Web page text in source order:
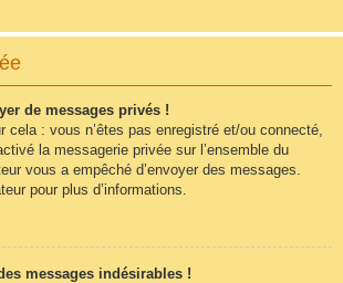
de messages privés !
cela : vous n’êtes pas enregistré et/ou connecté,
la messagerie privée sur l’ensemble du
vous a empêché d’envoyer des messages.
pour plus d’informations.
messages indésirables !